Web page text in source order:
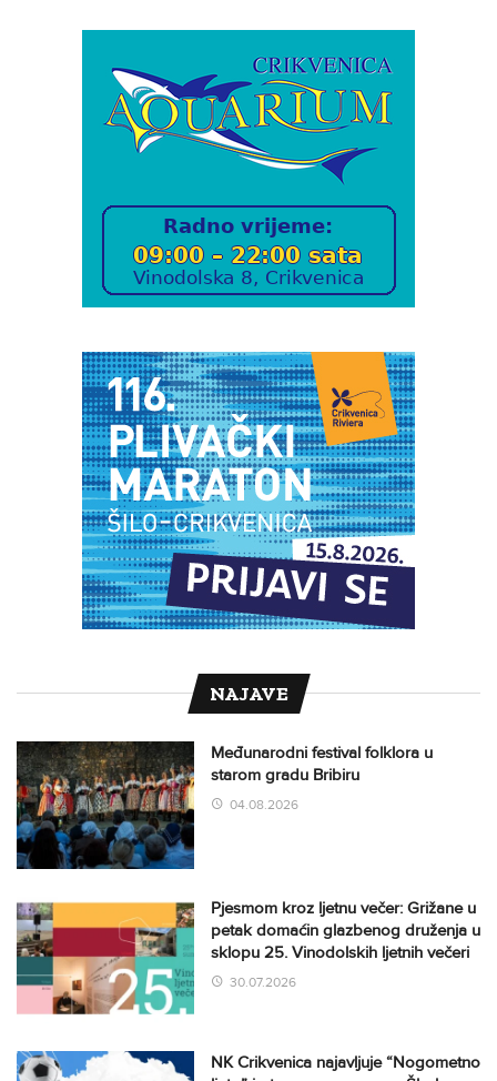
NAJAVE
Međunarodni festival folklora u
starom gradu Bribiru
04.08.2026
Pjesmom kroz ljetnu večer: Grižane u
petak domaćin glazbenog druženja u
sklopu 25. Vinodolskih ljetnih večeri
30.07.2026
NK Crikvenica najavljuje “Nogometno